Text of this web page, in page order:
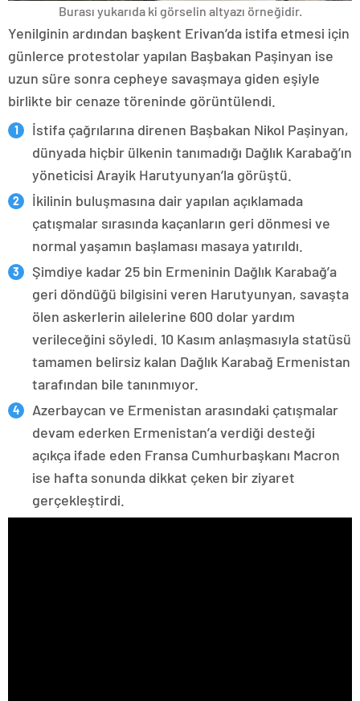
Burası yukarıda ki görselin altyazı örneğidir.
Yenilginin ardından başkent Erivan’da istifa etmesi için
günlerce protestolar yapılan Başbakan Paşinyan ise
uzun süre sonra cepheye savaşmaya giden eşiyle
birlikte bir cenaze töreninde görüntülendi.
İstifa çağrılarına direnen Başbakan Nikol Paşinyan,
dünyada hiçbir ülkenin tanımadığı Dağlık Karabağ’ın
yöneticisi Arayik Harutyunyan’la görüştü.
İkilinin buluşmasına dair yapılan açıklamada
çatışmalar sırasında kaçanların geri dönmesi ve
normal yaşamın başlaması masaya yatırıldı.
Şimdiye kadar 25 bin Ermeninin Dağlık Karabağ’a
geri döndüğü bilgisini veren Harutyunyan, savaşta
ölen askerlerin ailelerine 600 dolar yardım
verileceğini söyledi. 10 Kasım anlaşmasıyla statüsü
tamamen belirsiz kalan Dağlık Karabağ Ermenistan
tarafından bile tanınmıyor.
Azerbaycan ve Ermenistan arasındaki çatışmalar
devam ederken Ermenistan’a verdiği desteği
açıkça ifade eden Fransa Cumhurbaşkanı Macron
ise hafta sonunda dikkat çeken bir ziyaret
gerçekleştirdi.